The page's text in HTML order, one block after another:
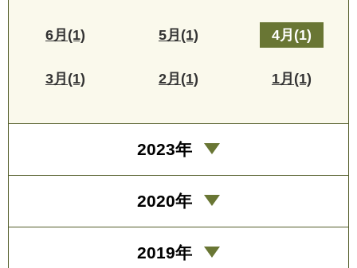
6月(1) 5月(1) 4月(1)
3月(1) 2月(1) 1月(1)
2023年
2020年
2019年